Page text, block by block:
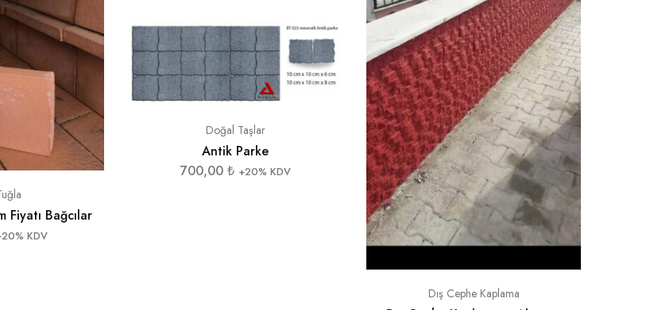
Fiyatı Bağcılar
KDV
Doğal Taşlar
Antik Parke
700,00 ₺ +20% KDV
Dış Cephe Kaplama